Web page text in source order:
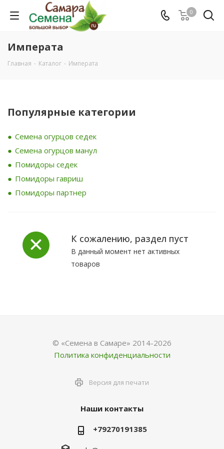
0
Императа
Главная - Каталог - Императа
Популярные категории
Семена огурцов седек
Семена огурцов манул
Помидоры седек
Помидоры гавриш
Помидоры партнер
К сожалению, раздел пуст
В данный момент нет активных
товаров
© «Семена в Самаре» 2014-2026
Политика конфиденциальности
Версия для печати
Наши контакты
+79270191385